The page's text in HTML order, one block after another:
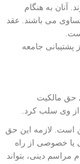
آنان به هنگام
می باشند. عقد
جامعه
حق مالکیت
وی سلب کرد.
است. لازمه این حق
یا خصوصی از راه
مراسم دینی، بتواند